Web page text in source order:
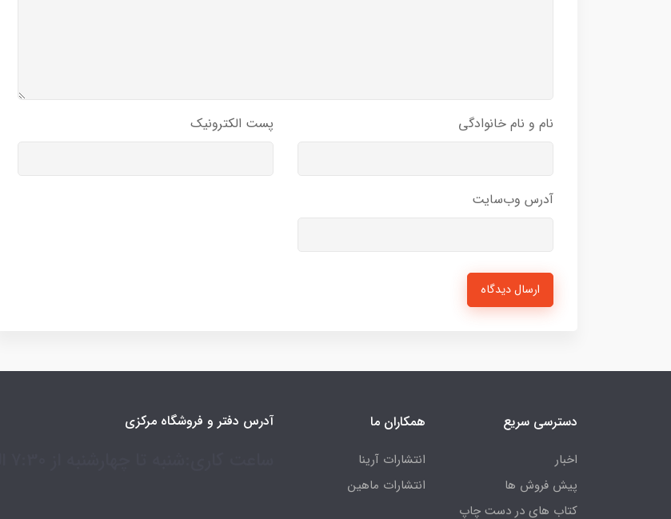
نام و نام خانوادگی پست الکترونیک
آدرس وب‌سایت
ارسال دیدگاه
دسترسی سریع
اخبار
پیش فروش ها
کتاب های در دست چاپ
همکاران ما
انتشارات آرینا
انتشارات ماهین
آدرس دفتر و فروشگاه مرکزی